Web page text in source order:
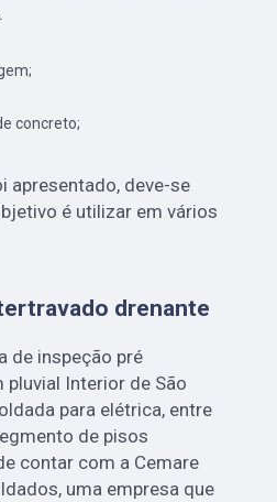
concreto;
apresentado, deve-se
é utilizar em vários
drenante
de inspeção pré
pluvial Interior de São
para elétrica, entre
de pisos
contar com a Cemare
uma empresa que